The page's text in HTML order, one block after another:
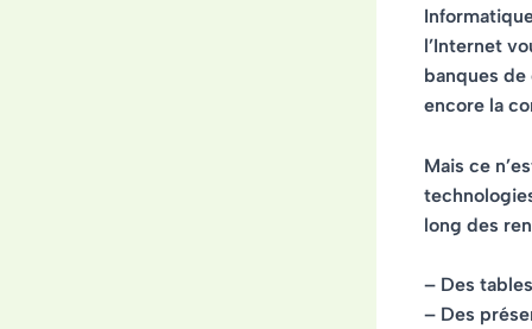
l’Internet
banques
encore la
Mais ce
long des
– Des
– Des